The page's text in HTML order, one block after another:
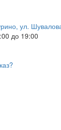
ул.
до 19:00